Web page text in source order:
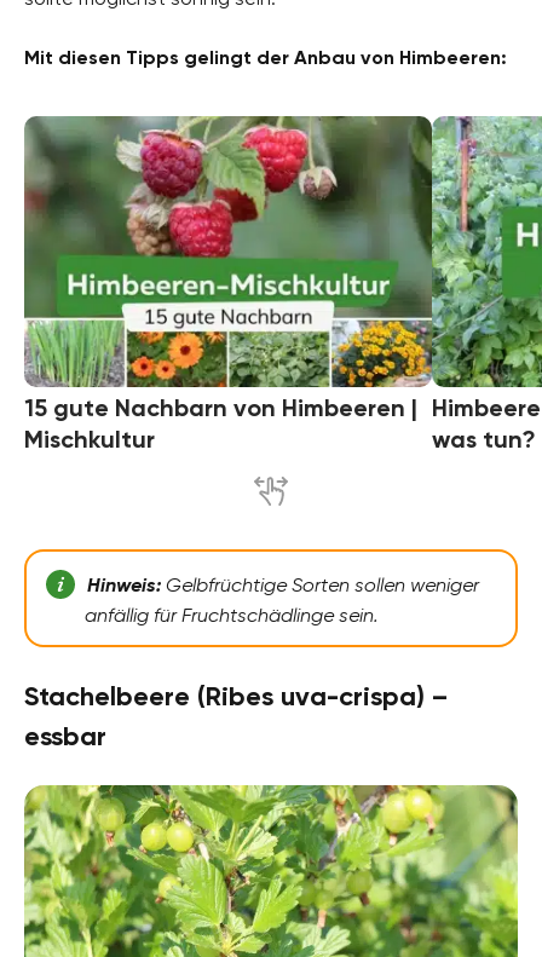
Mit diesen Tipps gelingt der Anbau von Himbeeren:
15 gute Nachbarn von Himbeeren |
Mischkultur
was tun?
Hinweis:Gelbfrüchtige Sorten sollen weniger
anfällig für Fruchtschädlinge sein.
Stachelbeere (Ribes uva-crispa) –
essbar